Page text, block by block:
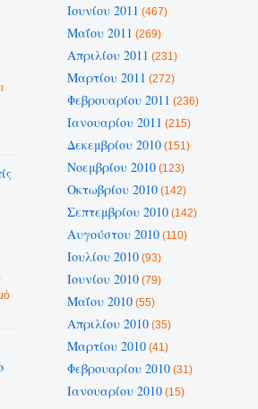
Ιουνίου 2011 (467)
Μαΐου 2011 (269)
Απριλίου 2011 (231)
Μαρτίου 2011 (272)
Φεβρουαρίου 2011 (236)
Ιανουαρίου 2011 (215)
Δεκεμβρίου 2010(151)
Νοεμβρίου 2010(123)
Οκτωβρίου 2010(142)
Σεπτεμβρίου 2010(142)
Αυγούστου 2010(110)
Ιουλίου 2010(93)
Ιουνίου 2010(79)
Μαΐου 2010(55)
Απριλίου 2010(35)
Μαρτίου 2010(41)
Φεβρουαρίου 2010(31)
Ιανουαρίου 2010(15)